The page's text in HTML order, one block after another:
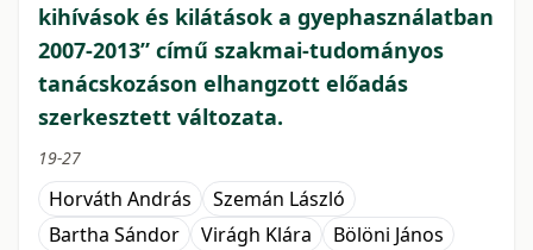
kihívások és kilátások a gyephasználatban
2007-2013” című szakmai-tudományos
tanácskozáson elhangzott előadás
szerkesztett változata.
19-27
Horváth András
Szemán László
Bartha Sándor
Virágh Klára
Bölöni János